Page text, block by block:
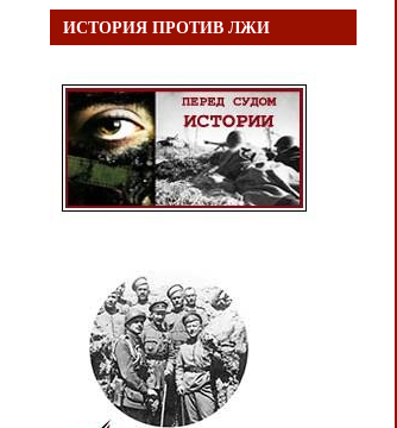
ИСТОРИЯ ПРОТИВ ЛЖИ